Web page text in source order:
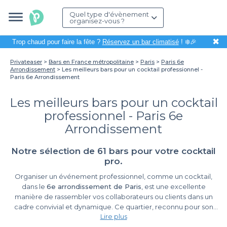
Quel type d'évènement
organisez-vous ?
Trop chaud pour faire la fête ? Réservez un bar climatisé! ❄️🎉 ✖
Privateaser Bars en France métropolitaine Paris
Paris 6e
Arrondissement
Les meilleurs bars pour un cocktail professionnel -
Paris 6e Arrondissement
Les meilleurs bars pour un cocktail
professionnel - Paris 6e
Arrondissement
Notre sélection de 61 bars pour votre cocktail
pro.
Organiser un événement professionnel, comme un cocktail,
dans le 6e arrondissement de Paris , est une excellente
manière de rassembler vos collaborateurs ou clients dans un
cadre convivial et dynamique. Ce quartier, reconnu pour son
ambiance artistique et ses lieux emblématiques tels que le jardin
Lire plus